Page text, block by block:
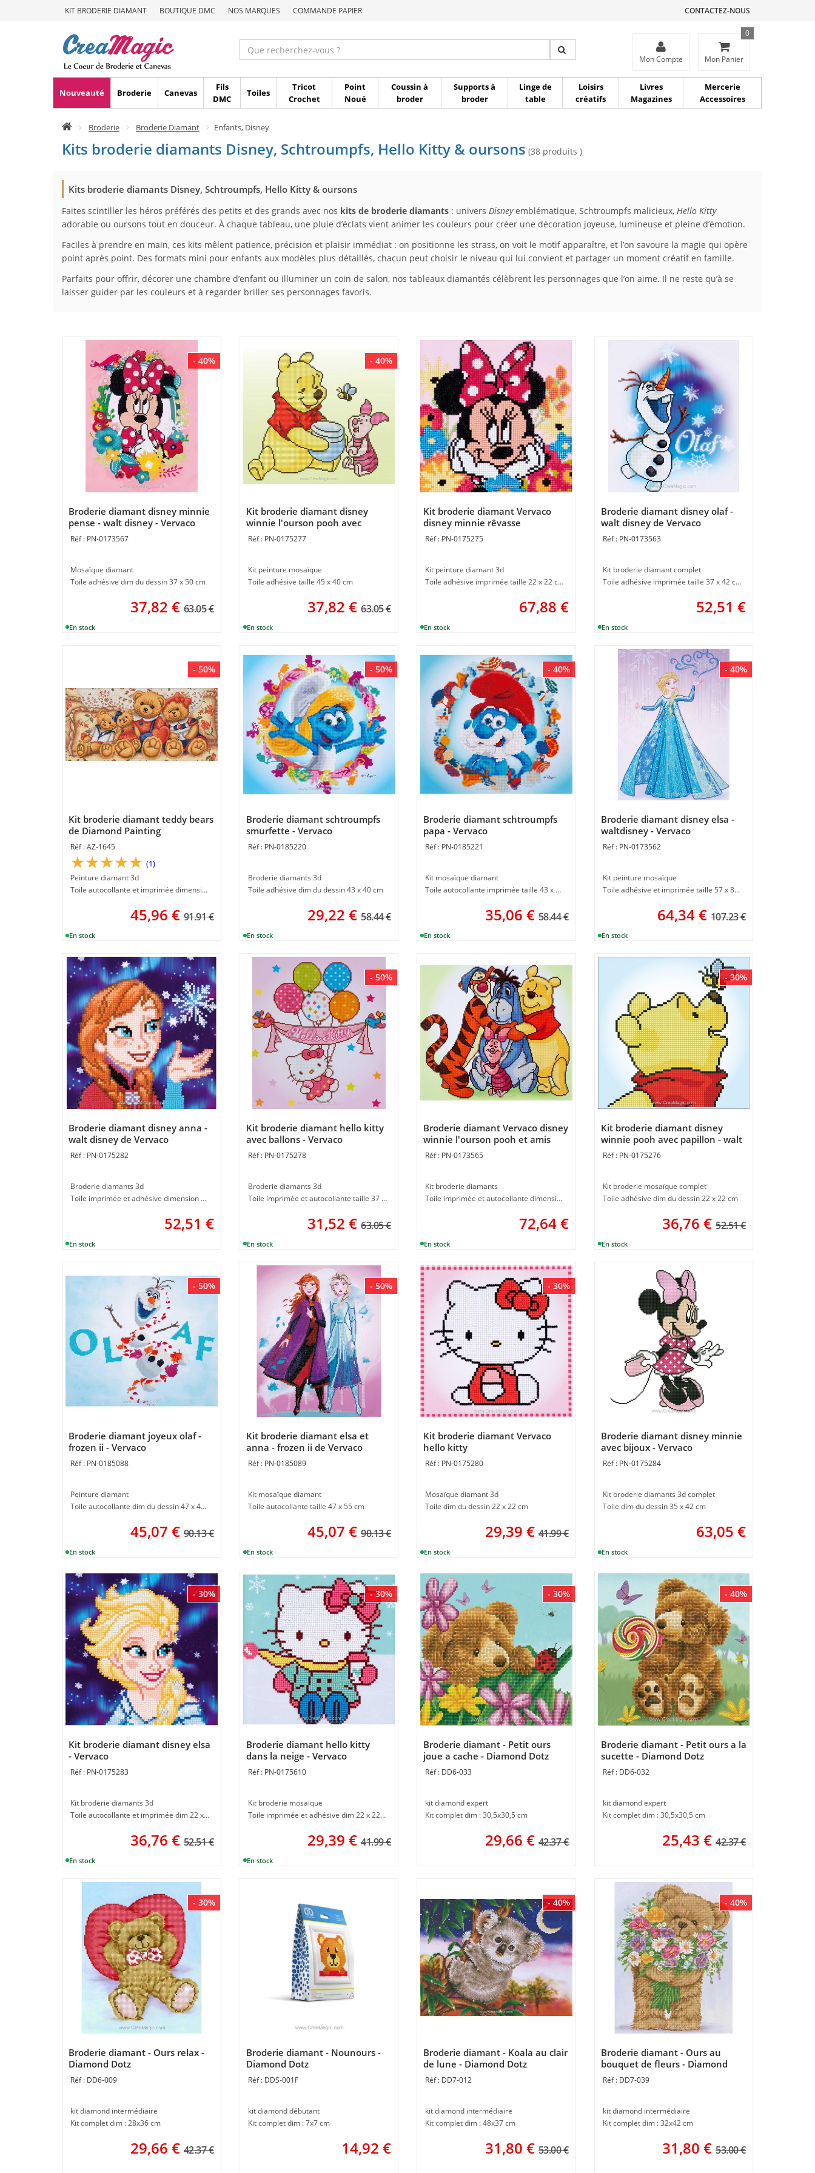
KIT BRODERIE DIAMANT BOUTIQUE DMC NOS MARQUES COMMANDE PAPIER CONTACTEZ-NOUS
Mon Compte Mon Panier
0
Nouveauté Broderie Canevas
Fils
DMC
Toiles
Tricot
Crochet
Point
Noué
Coussin à
broder
Supports à
broder
Linge de
table
Loisirs
créatifs
Livres
Magazines
Mercerie
Accessoires
Broderie Broderie Diamant Enfants, Disney
Kits broderie diamants Disney, Schtroumpfs, Hello Kitty & oursons (38 produits )
Kits broderie diamants Disney, Schtroumpfs, Hello Kitty & oursons
Faites scintiller les héros préférés des petits et des grands avec nos kits de broderie diamants : univers Disneyemblématique, Schtroumpfs malicieux, Hello Kitty
adorable ou oursons tout en douceur. À chaque tableau, une pluie d’éclats vient animer les couleurs pour créer une décoration joyeuse, lumineuse et pleine d’émotion.
Faciles à prendre en main, ces kits mêlent patience, précision et plaisir immédiat : on positionne les strass, on voit le motif apparaître, et l’on savoure la magie qui opère
point après point. Des formats mini pour enfants aux modèles plus détaillés, chacun peut choisir le niveau qui lui convient et partager un moment créatif en famille.
Parfaits pour offrir, décorer une chambre d’enfant ou illuminer un coin de salon, nos tableaux diamantés célèbrent les personnages que l’on aime. Il ne reste qu’à se
laisser guider par les couleurs et à regarder briller ses personnages favoris.
- 40%
Broderie diamant disney minnie
pense - walt disney - Vervaco
PN-0173567
Mosaïque diamant
Toile adhésive dim du dessin 37 x 50 cm
37,82 € 63.05 €
- 40%
Kit broderie diamant disney
winnie l'ourson pooh avec
porcinet - Vervaco
PN-0175277
Kit peinture mosaïque
Toile adhésive taille 45 x 40 cm
37,82 € 63.05 €
Kit broderie diamant Vervaco
disney minnie rêvasse
PN-0175275
Kit peinture diamant 3d
Toile adhésive imprimée taille 22 x 22 cm
67,88 €
Broderie diamant disney olaf -
walt disney de Vervaco
PN-0173563
Kit broderie diamant complet
Toile adhésive imprimée taille 37 x 42 cm
52,51 €
- 50%
Kit broderie diamant teddy bears
de Diamond Painting
AZ-1645
(1)
Peinture diamant 3d
Toile autocollante et imprimée dimension 30 x 60 cm
45,96 € 91.91 €
- 50%
Broderie diamant schtroumpfs
smurfette - Vervaco
PN-0185220
Broderie diamants 3d
Toile adhésive dim du dessin 43 x 40 cm
29,22 € 58.44 €
- 40%
Broderie diamant schtroumpfs
papa - Vervaco
PN-0185221
Kit mosaïque diamant
Toile autocollante imprimée taille 43 x 40 cm
35,06 € 58.44 €
- 40%
Broderie diamant disney elsa -
waltdisney - Vervaco
PN-0173562
Kit peinture mosaïque
Toile adhésive et imprimée taille 57 x 80 cm
64,34€ 107.23 €
Broderie diamant disney anna -
walt disney de Vervaco
PN-0175282
Broderie diamants 3d
Toile imprimée et adhésive dimension 22 x 22 cm
52,51 €
- 50%
Kit broderie diamant hello kitty
avec ballons - Vervaco
PN-0175278
Broderie diamants 3d
Toile imprimée et autocollante taille 37 x 44 cm
31,52 € 63.05 €
Broderie diamant Vervaco disney
winnie l'ourson pooh et amis
PN-0173565
Kit broderie diamants
Toile imprimée et autocollante dimension 47 x 42 cm
72,64€
- 30%
Kit broderie diamant disney
winnie pooh avec papillon - walt
disney de Vervaco
PN-0175276
Kit broderie mosaïque complet
Toile adhésive dim du dessin 22 x 22 cm
36,76 € 52.51 €
- 50%
Broderie diamant joyeux olaf -
frozen ii - Vervaco
PN-0185088
Peinture diamant
Toile autocollante dim du dessin 47 x 42 cm
45,07 € 90.13 €
- 50%
Kit broderie diamant elsa et
anna - frozen ii de Vervaco
PN-0185089
Kit mosaïque diamant
Toile autocollante taille 47 x 55 cm
45,07 € 90.13 €
- 30%
Kit broderie diamant Vervaco
hello kitty
PN-0175280
Mosaïque diamant 3d
Toile dim du dessin 22 x 22 cm
29,39 € 41.99 €
Broderie diamant disney minnie
avec bijoux - Vervaco
PN-0175284
Kit broderie diamants 3d complet
Toile dim du dessin 35 x 42 cm
63,05 €
- 30%
Kit broderie diamant disney elsa
- Vervaco
PN-0175283
Kit broderie diamants 3d
Toile autocollante et imprimée dim 22 x 22 cm
36,76 € 52.51 €
- 30%
Broderie diamant hello kitty
dans la neige - Vervaco
PN-0175610
Kit broderie mosaïque
Toile imprimée et adhésive dim 22 x 22 cm
29,39 € 41.99 €
- 30%
Broderie diamant - Petit ours
joue a cache - Diamond Dotz
DD6-033
kit diamond expert
Kit complet dim : 30,5x30,5 cm
29,66 € 42.37 €
- 40%
Broderie diamant - Petit ours a la
sucette - Diamond Dotz
DD6-032
kit diamond expert
Kit complet dim : 30,5x30,5 cm
25,43 € 42.37 €
- 30%
Broderie diamant - Ours relax -
Diamond Dotz
DD6-009
kit diamond intermédiaire
Kit complet dim : 28x36 cm
29,66 € 42.37 €
Broderie diamant - Nounours -
Diamond Dotz
DDS-001F
kit diamond débutant
Kit complet dim : 7x7 cm
14,92 €
- 40%
Broderie diamant - Koala au clair
de lune - Diamond Dotz
DD7-012
kit diamond intermédiaire
Kit complet dim : 48x37 cm
31,80 € 53.00 €
- 40%
Broderie diamant - Ours au
bouquet de fleurs - Diamond
DotzDD7-039
kit diamond intermédiaire
Kit complet dim : 32x42 cm
31,80 € 53.00 €